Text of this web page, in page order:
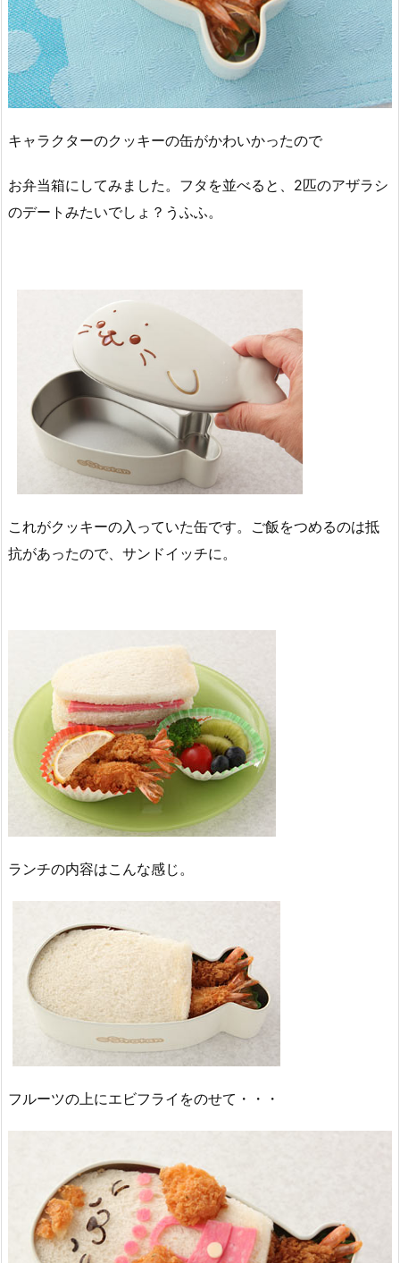
キャラクターのクッキーの缶がかわいかったので
お弁当箱にしてみました。フタを並べると、2匹のアザラシ
のデートみたいでしょ？うふふ。
これがクッキーの入っていた缶です。ご飯をつめるのは抵
抗があったので、サンドイッチに。
ランチの内容はこんな感じ。
フルーツの上にエビフライをのせて・・・